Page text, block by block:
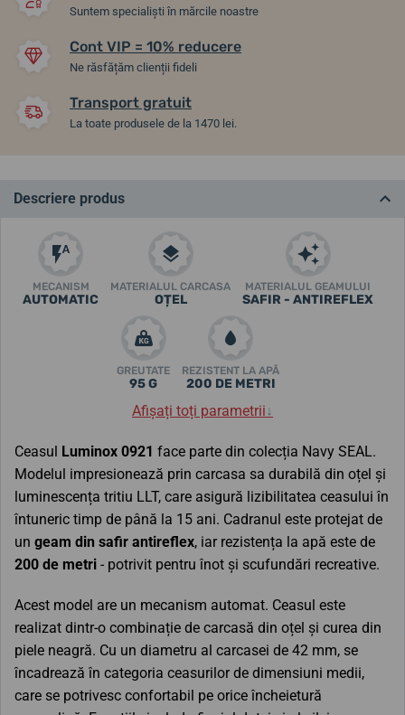
Suntem specialiști în mărcile noastre
Cont VIP = 10% reducere
Ne răsfățăm clienții fideli
Transport gratuit
La toate produsele de la 1470 lei.
Descriere produs
MECANISM
AUTOMATIC
MATERIALUL CARCASA
OȚEL
MATERIALUL GEAMULUI
SAFIR - ANTIREFLEX
GREUTATE
95 G
REZISTENT LA APĂ
200 DE METRI
Afișați toți parametrii↓
Ceasul Luminox 0921 face parte din colecția Navy SEAL.
Modelul impresionează prin carcasa sa durabilă din oțel și
luminescența tritiu LLT, care asigură lizibilitatea ceasului în
întuneric timp de până la 15 ani. Cadranul este protejat de
un geam din safir antireflex, iar rezistența la apă este de
200 de metri - potrivit pentru înot și scufundări recreative.
Acest model are un mecanism automat. Ceasul este
realizat dintr-o combinație de carcasă din oțel și curea din
piele neagră. Cu un diametru al carcasei de 42 mm, se
încadrează în categoria ceasurilor de dimensiuni medii,
care se potrivesc confortabil pe orice încheietură